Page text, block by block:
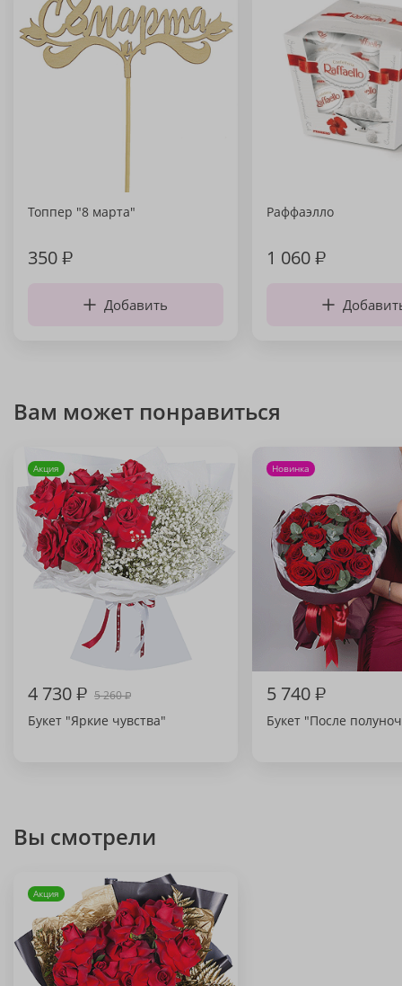
Топпер "8 марта"
350₽
Добавить
Раффаэлло
1 060₽
Вам может понравиться
Акция
4 730₽ 5 260₽
Букет "Яркие чувства"
Новинка
5 740₽
Букет "После
Вы смотрели
Акция